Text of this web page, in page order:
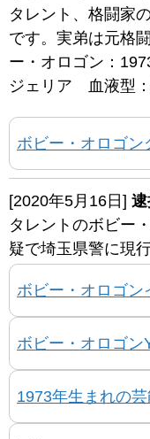
タレント、格闘家
です。実弟は元格
ー・オロゴン：
ジェリア 血液型
ボビー・オロゴン
[2020年5月16日]
タレントのボビー
疑で埼玉県警に現
ボビー・オロゴン
ボビー・オロゴン
1973年生まれの